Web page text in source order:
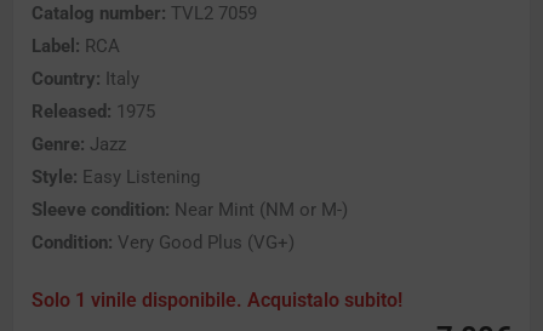
Catalog number: TVL2 7059
Label: RCA
Country: Italy
Released: 1975
Genre: Jazz
Style: Easy Listening
Sleeve condition: Near Mint (NM or M-)
Condition: Very Good Plus (VG+)
Solo 1 vinile disponibile. Acquistalo subito!